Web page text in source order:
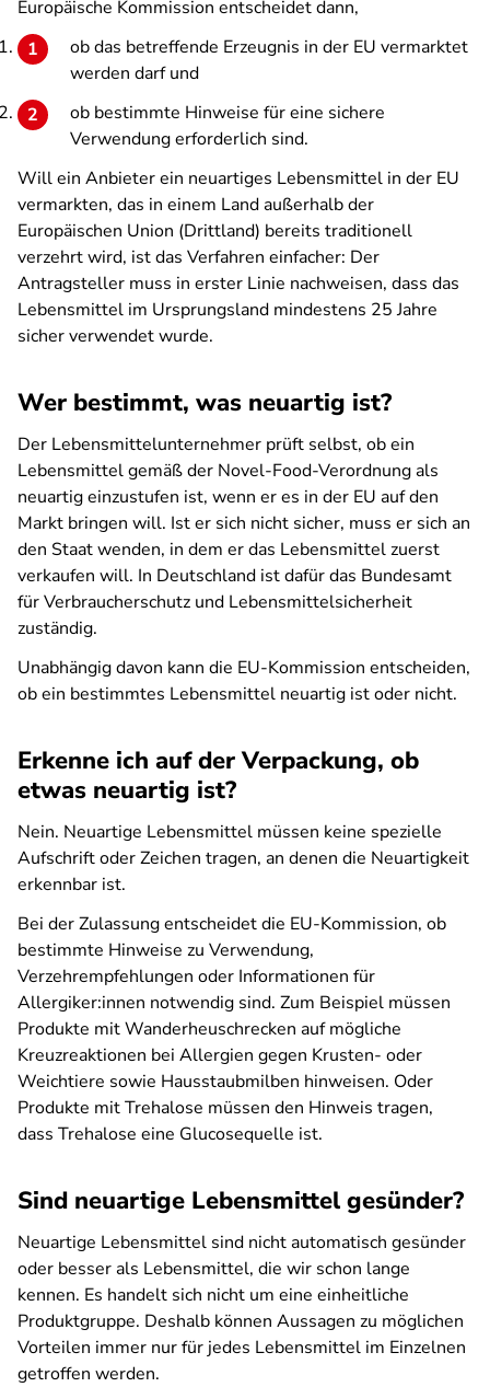
Europäische Kommission entscheidet dann,
ob das betreffende Erzeugnis in der EU vermarktet
werden darf und
ob bestimmte Hinweise für eine sichere
Verwendung erforderlich sind.
Will ein Anbieter ein neuartiges Lebensmittel in der EU
vermarkten, das in einem Land außerhalb der
Europäischen Union (Drittland) bereits traditionell
verzehrt wird, ist das Verfahren einfacher: Der
Antragsteller muss in erster Linie nachweisen, dass das
Lebensmittel im Ursprungsland mindestens 25 Jahre
sicher verwendet wurde.
Wer bestimmt, was neuartig ist?
Der Lebensmittelunternehmer prüft selbst, ob ein
Lebensmittel gemäß der Novel-Food-Verordnung als
neuartig einzustufen ist, wenn er es in der EU auf den
Markt bringen will. Ist er sich nicht sicher, muss er sich an
den Staat wenden, in dem er das Lebensmittel zuerst
verkaufen will. In Deutschland ist dafür das Bundesamt
für Verbraucherschutz und Lebensmittelsicherheit
zuständig.
Unabhängig davon kann die EU-Kommission entscheiden,
ob ein bestimmtes Lebensmittel neuartig ist oder nicht.
Erkenne ich auf der Verpackung, ob
etwas neuartig ist?
Nein. Neuartige Lebensmittel müssen keine spezielle
Aufschrift oder Zeichen tragen, an denen die Neuartigkeit
erkennbar ist.
Bei der Zulassung entscheidet die EU-Kommission, ob
bestimmte Hinweise zu Verwendung,
Verzehrempfehlungen oder Informationen für
Allergiker:innen notwendig sind. Zum Beispiel müssen
Produkte mit Wanderheuschrecken auf mögliche
Kreuzreaktionen bei Allergien gegen Krusten- oder
Weichtiere sowie Hausstaubmilben hinweisen. Oder
Produkte mit Trehalose müssen den Hinweis tragen,
dass Trehalose eine Glucosequelle ist.
Sind neuartige Lebensmittel gesünder?
Neuartige Lebensmittel sind nicht automatisch gesünder
oder besser als Lebensmittel, die wir schon lange
kennen. Es handelt sich nicht um eine einheitliche
Produktgruppe. Deshalb können Aussagen zu möglichen
Vorteilen immer nur für jedes Lebensmittel im Einzelnen
getroffen werden.